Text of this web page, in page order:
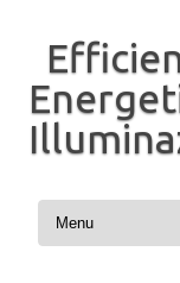
Vai al contenuto